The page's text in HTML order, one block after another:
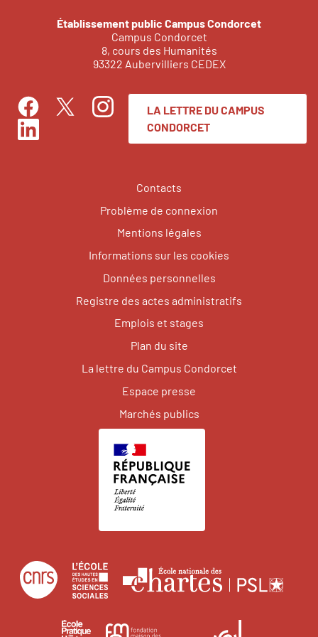
Établissement public Campus Condorcet
Campus Condorcet
8, cours des Humanités
93322 Aubervilliers CEDEX
FacebookTwitterInstagram
LinkedIn
LA LETTRE DU CAMPUS
CONDORCET
Contacts
Problème de connexion
Mentions légales
Informations sur les cookies
Données personnelles
Registre des actes administratifs
Emplois et stages
Plan du site
La lettre du Campus Condorcet
Espace presse
Marchés publics
Centre
national
École
des
École